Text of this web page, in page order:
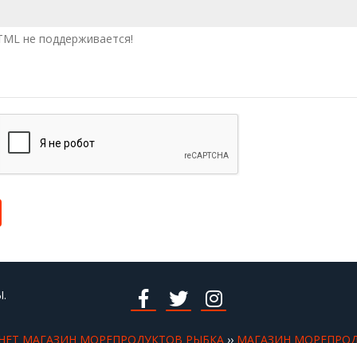
не поддерживается!
МАГАЗИН МОРЕПРОДУКТОВ РЫБКА ›› МАГАЗИН